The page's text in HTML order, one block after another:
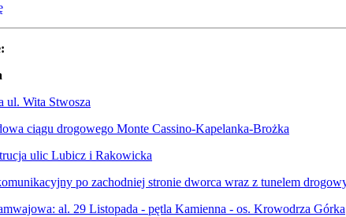
ul. Wita Stwosza
ciągu drogowego Monte Cassino-Kapelanka-Brożka
ulic Lubicz i Rakowicka
po zachodniej stronie dworca wraz z tunelem
al. 29 Listopada - pętla Kamienna - os. Krowodrza Górka